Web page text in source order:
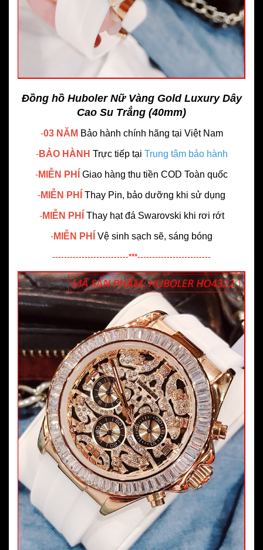
Đồng hồ Huboler Nữ Vàng Gold Luxury Dây
Cao Su Trắng (40mm)
-03 NĂM Bảo hành chính hãng tại Việt Nam
-BẢO HÀNH Trực tiếp tại Trung tâm bảo hành
-MIỄN PHÍ Giao hàng thu tiền COD Toàn quốc
-MIỄN PHÍ Thay Pin, bảo dưỡng khi sử dụng
-MIỄN PHÍ Thay hạt đá Swarovski khi rơi rớt
-MIỄN PHÍ Vệ sinh sạch sẽ, sáng bóng
--------------------------***-------------------------